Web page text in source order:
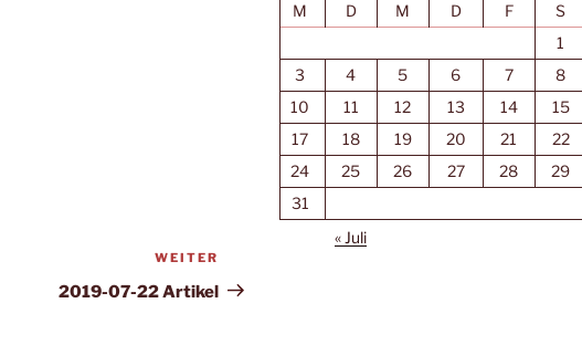
Beitrag
WEITER
2019-07-22 Artikel
M
D M D F S
1
3
4 5 6 7 8
10
11 12 13 14 15
17
18 19 20 21 22
24
25 26 27 28 29
31
« Juli